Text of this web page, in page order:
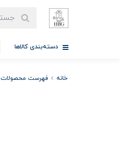
دسته‌بندی کالاها
خانه فهرست محصولات